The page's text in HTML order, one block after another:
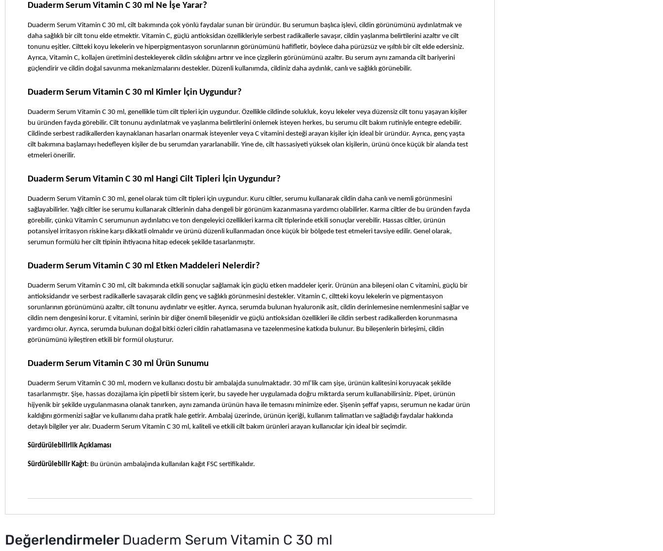
Duaderm Serum Vitamin C 30 ml Ne İşe Yarar?
Duaderm Serum Vitamin C 30 ml, cilt bakımında çok yönlü faydalar sunan bir üründür. Bu serumun başlıca işlevi, cildin görünümünü aydınlatmak ve
daha sağlıklı bir cilt tonu elde etmektir. Vitamin C, güçlü antioksidan özellikleriyle serbest radikallerle savaşır, cildin yaşlanma belirtilerini azaltır ve cilt
tonunu eşitler. Ciltteki koyu lekelerin ve hiperpigmentasyon sorunlarının görünümünü hafifletir, böylece daha pürüzsüz ve ışıltılı bir cilt elde edersiniz.
Ayrıca, Vitamin C, kollajen üretimini destekleyerek cildin sıkılığını artırır ve ince çizgilerin görünümünü azaltır. Bu serum aynı zamanda cilt bariyerini
güçlendirir ve cildin doğal savunma mekanizmalarını destekler. Düzenli kullanımda, cildiniz daha aydınlık, canlı ve sağlıklı görünebilir.
Duaderm Serum Vitamin C 30 ml Kimler İçin Uygundur?
Duaderm Serum Vitamin C 30 ml, genellikle tüm cilt tipleri için uygundur. Özellikle cildinde solukluk, koyu lekeler veya düzensiz cilt tonu yaşayan kişiler
bu üründen fayda görebilir. Cilt tonunu aydınlatmak ve yaşlanma belirtilerini önlemek isteyen herkes, bu serumu cilt bakım rutiniyle entegre edebilir.
Cildinde serbest radikallerden kaynaklanan hasarları onarmak isteyenler veya C vitamini desteği arayan kişiler için ideal bir üründür. Ayrıca, genç yaşta
cilt bakımına başlamayı hedefleyen kişiler de bu serumdan yararlanabilir. Yine de, cilt hassasiyeti yüksek olan kişilerin, ürünü önce küçük bir alanda test
etmeleri önerilir.
Duaderm Serum Vitamin C 30 ml Hangi Cilt Tipleri İçin Uygundur?
Duaderm Serum Vitamin C 30 ml, genel olarak tüm cilt tipleri için uygundur. Kuru ciltler, serumu kullanarak cildin daha canlı ve nemli görünmesini
sağlayabilirler. Yağlı ciltler ise serumu kullanarak ciltlerinin daha dengeli bir görünüm kazanmasına yardımcı olabilirler. Karma ciltler de bu üründen fayda
görebilir, çünkü Vitamin C serumunun aydınlatıcı ve ton dengeleyici özellikleri karma cilt tiplerinde etkili sonuçlar verebilir. Hassas ciltler, ürünün
potansiyel irritasyon riskine karşı dikkatli olmalıdır ve ürünü düzenli kullanmadan önce küçük bir bölgede test etmeleri tavsiye edilir. Genel olarak,
serumun formülü her cilt tipinin ihtiyacına hitap edecek şekilde tasarlanmıştır.
Duaderm Serum Vitamin C 30 ml Etken Maddeleri Nelerdir?
Duaderm Serum Vitamin C 30 ml, cilt bakımında etkili sonuçlar sağlamak için güçlü etken maddeler içerir. Ürünün ana bileşeni olan C vitamini, güçlü bir
antioksidandır ve serbest radikallerle savaşarak cildin genç ve sağlıklı görünmesini destekler. Vitamin C, ciltteki koyu lekelerin ve pigmentasyon
sorunlarının görünümünü azaltır, cilt tonunu aydınlatır ve eşitler. Ayrıca, serumda bulunan hyaluronik asit, cildin derinlemesine nemlenmesini sağlar ve
cildin nem dengesini korur. E vitamini, serinin bir diğer önemli bileşenidir ve güçlü antioksidan özellikleri ile cildin serbest radikallerden korunmasına
yardımcı olur. Ayrıca, serumda bulunan doğal bitki özleri cildin rahatlamasına ve tazelenmesine katkıda bulunur. Bu bileşenlerin birleşimi, cildin
görünümünü iyileştiren etkili bir formül oluşturur.
Duaderm Serum Vitamin C 30 ml Ürün Sunumu
Duaderm Serum Vitamin C 30 ml, modern ve kullanıcı dostu bir ambalajda sunulmaktadır. 30 ml’lik cam şişe, ürünün kalitesini koruyacak şekilde
tasarlanmıştır. Şişe, hassas dozajlama için pipetli bir sistem içerir, bu sayede her uygulamada doğru miktarda serum kullanabilirsiniz. Pipet, ürünün
hijyenik bir şekilde uygulanmasına olanak tanırken, aynı zamanda ürünün hava ile temasını minimize eder. Şişenin şeffaf yapısı, serumun ne kadar ürün
kaldığını görmenizi sağlar ve kullanımı daha pratik hale getirir. Ambalaj üzerinde, ürünün içeriği, kullanım talimatları ve sağladığı faydalar hakkında
detaylı bilgiler yer alır. Duaderm Serum Vitamin C 30 ml, kaliteli ve etkili cilt bakım ürünleri arayan kullanıcılar için ideal bir seçimdir.
Sürdürülebilirlik Açıklaması
Sürdürülebilir Kağıt: Bu ürünün ambalajında kullanılan kağıt FSC sertifikalıdır.
Değerlendirmeler Duaderm Serum Vitamin C 30 ml